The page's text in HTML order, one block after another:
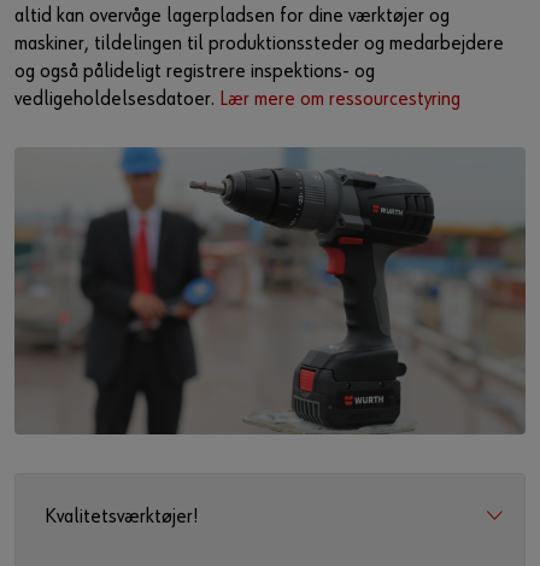
altid kan overvåge lagerpladsen for dine værktøjer og
maskiner, tildelingen til produktionssteder og medarbejdere
og også pålideligt registrere inspektions- og
vedligeholdelsesdatoer. Lær mere om ressourcestyring
Kvalitetsværktøjer!